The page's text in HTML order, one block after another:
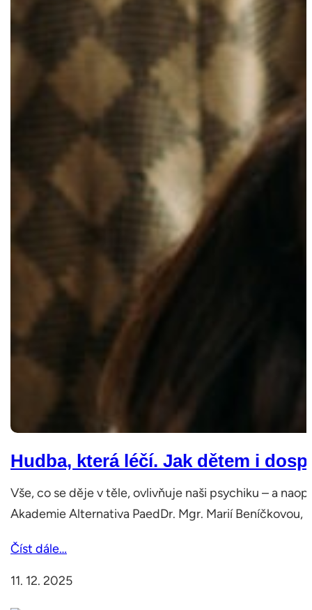
Hudba, která léčí. Jak dětem i
Vše, co se děje v těle, ovlivňuje naši psychiku – a
Akademie Alternativa PaedDr. Mgr. Marií Beníčkovou,
Číst dále…
11. 12. 2025